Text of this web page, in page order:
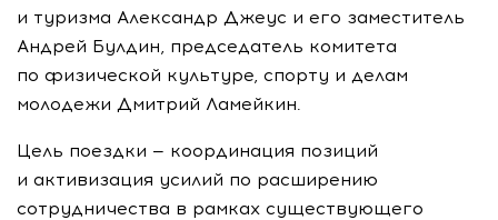
и туризма Александр Джеус и его заместитель
Андрей Булдин, председатель комитета
по физической культуре, спорту и делам
молодежи Дмитрий Ламейкин.
Цель поездки — координация позиций
и активизация усилий по расширению
сотрудничества в рамках существующего